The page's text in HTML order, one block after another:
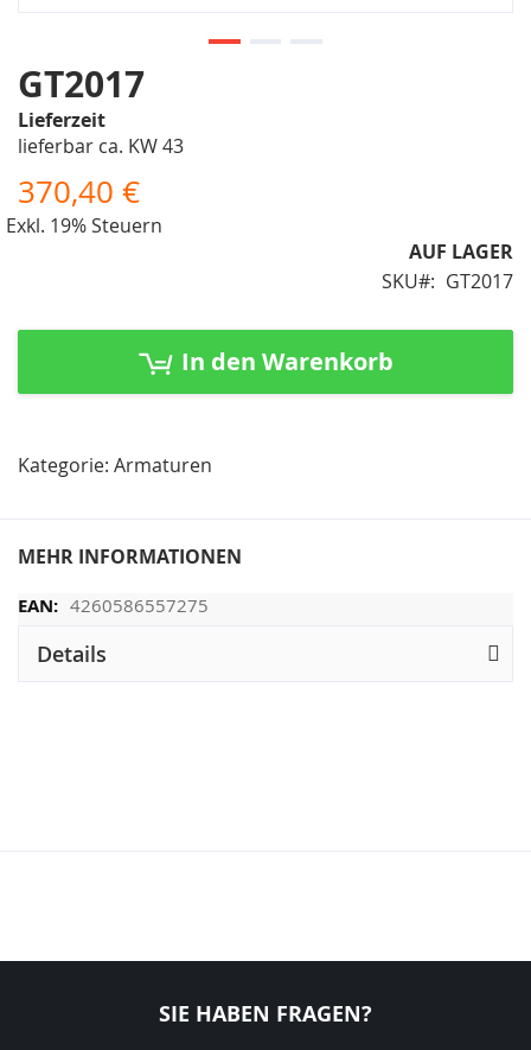
GT2017
Lieferzeit
lieferbar ca. KW 43
370,40 €
Exkl. 19% Steuern
AUF LAGER
SKU
GT2017
In den Warenkorb
Kategorie: Armaturen
MEHR INFORMATIONEN
4260586557275
Zum
Anfang
der
Bildergalerie
springen
Details
SIE HABEN FRAGEN?